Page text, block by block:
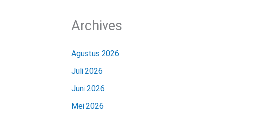
Archives
Agustus 2026
Juli 2026
Juni 2026
Mei 2026